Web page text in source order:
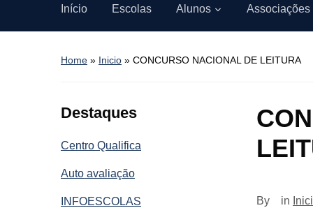
Início Escolas Alunos Associações
Home » Inicio » CONCURSO NACIONAL DE LEITURA
Destaques
Centro Qualifica
Auto avaliação
INFOESCOLAS By in